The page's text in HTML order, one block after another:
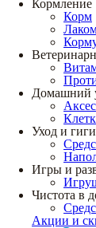
Кормление
Корм
Домашний
Уход и
Игры и
Чистота в
Акции и